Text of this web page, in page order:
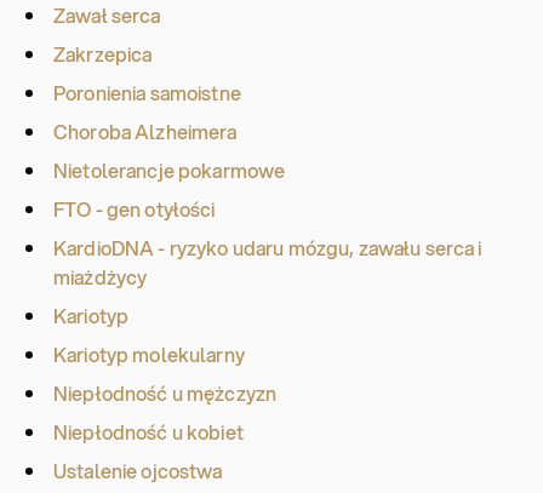
Zawał serca
Zakrzepica
Poronienia samoistne
Choroba Alzheimera
Nietolerancje pokarmowe
FTO - gen otyłości
KardioDNA - ryzyko udaru mózgu, zawału serca i
miażdżycy
Kariotyp
Kariotyp molekularny
Niepłodność u mężczyzn
Niepłodność u kobiet
Ustalenie ojcostwa